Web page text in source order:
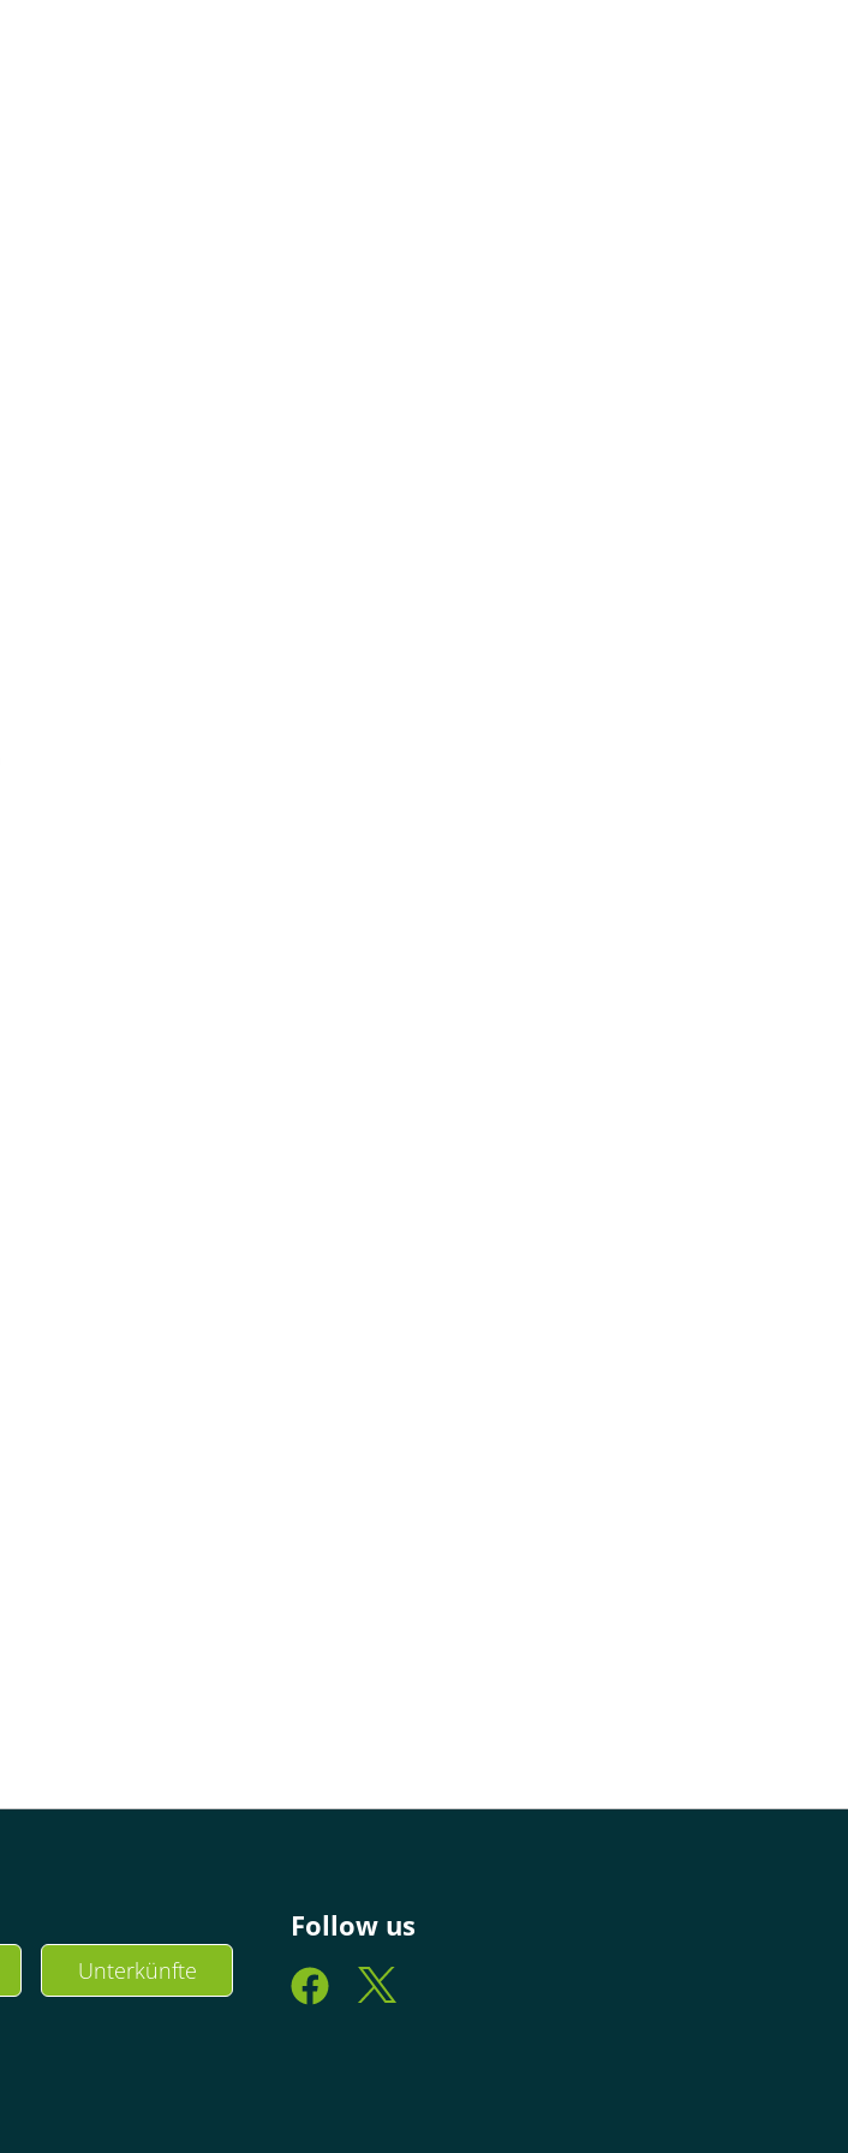
Unterkünfte
Follow us